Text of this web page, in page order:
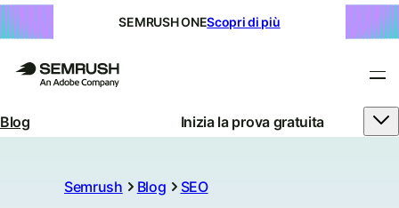
SEMRUSH ONEScopri di più
Blog Inizia la prova gratuita
Semrush Blog SEO